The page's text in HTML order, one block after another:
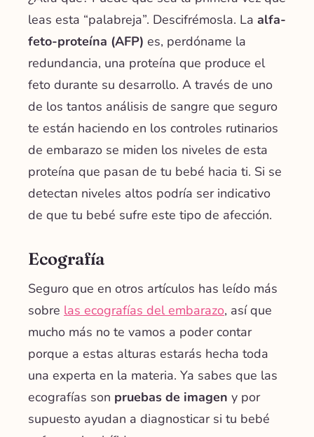
leas esta “palabreja”. Descifrémosla. La alfa-
feto-proteína (AFP) es, perdóname la
redundancia, una proteína que produce el
feto durante su desarrollo. A través de uno
de los tantos análisis de sangre que seguro
te están haciendo en los controles rutinarios
de embarazo se miden los niveles de esta
proteína que pasan de tu bebé hacia ti. Si se
detectan niveles altos podría ser indicativo
de que tu bebé sufre este tipo de afección.
Ecografía
Seguro que en otros artículos has leído más
sobre las ecografías del embarazo, así que
mucho más no te vamos a poder contar
porque a estas alturas estarás hecha toda
una experta en la materia. Ya sabes que las
ecografías son pruebas de imagen y por
supuesto ayudan a diagnosticar si tu bebé